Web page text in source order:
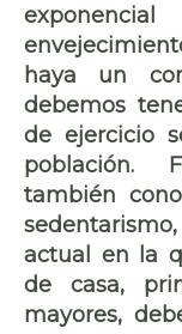
haya un
debemos
de ejercicio
población.
también
actual en la
de casa,
mayores,